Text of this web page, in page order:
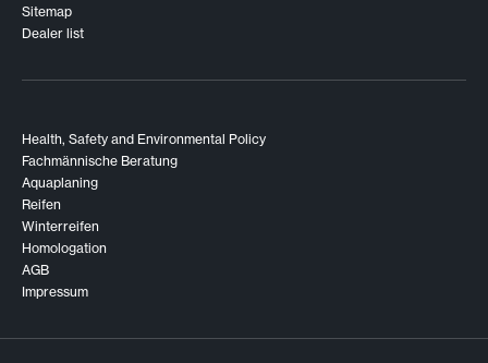
Sitemap
Dealer list
Health, Safety and Environmental Policy
Fachmännische Beratung
Aquaplaning
Reifen
Winterreifen
Homologation
AGB
Impressum